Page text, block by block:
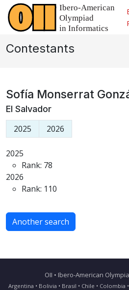
Contestants
Sofía Monserrat
El Salvador
2025 2026
2025
Rank: 78
2026
Rank: 110
Another search
OII • Ibero-American
Argentina • Bolivia • Brasil • Chile • Colombia